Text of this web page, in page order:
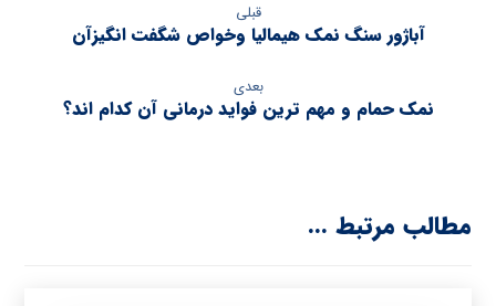
قبلی
آباژور سنگ نمک هیمالیا وخواص شگفت انگیزآن
بعدی
نمک حمام و مهم ترین فواید درمانی آن کدام اند؟
مطالب مرتبط ...